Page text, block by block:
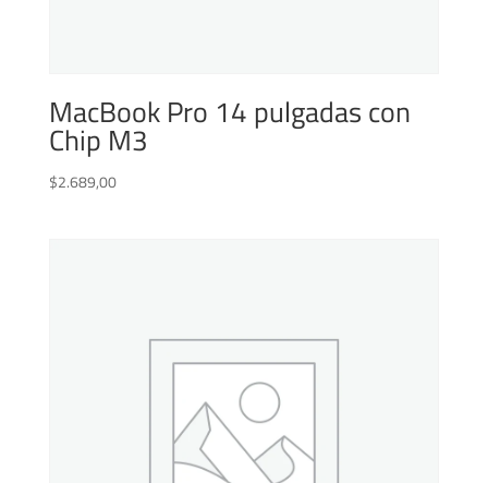
MacBook Pro 14 pulgadas con
Chip M3
$2.689,00